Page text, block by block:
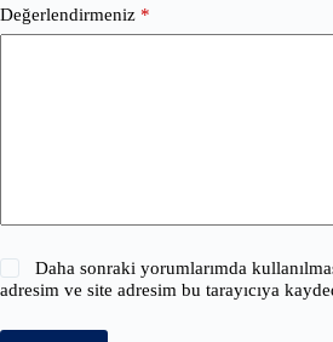
Değerlendirmeniz *
Daha sonraki yorumlarımda
adresim ve site adresim bu tarayıcıya